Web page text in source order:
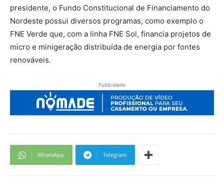
presidente, o Fundo Constitucional de Financiamento do
Nordeste possui diversos programas, como exemplo o
FNE Verde que, com a linha FNE Sol, financia projetos de
micro e minigeração distribuída de energia por fontes
renováveis.
Publicidade
WhatsApp Telegram